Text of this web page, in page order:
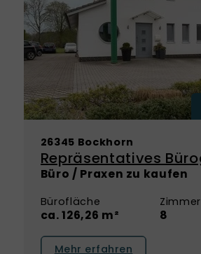
26345 Bockhorn
Büro / Praxen zu kaufen
Bürofläche
ca. 126,26 m²
Zimmer
8
Mehr erfahren